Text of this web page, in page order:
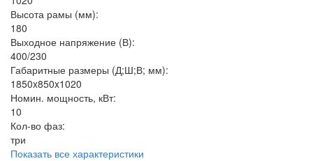
Высота рамы (мм):
180
Выходное напряжение (В):
400/230
Габаритные размеры (Д;Ш;В; мм):
1850x850x1020
Номин. мощность, кВт:
10
Кол-во фаз:
три
Показать все характеристики